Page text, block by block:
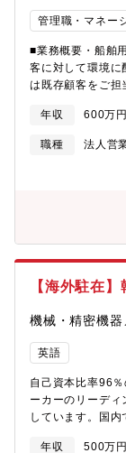
合った機器の提案
の仕様は異なり、
為、提案要素は
をしながら、新規
FA機器・工場生
カー・工作機器
営業活動をいた
前後します。）
世界各国に拠点
管理職・マネー
■業務概要・船舶
客に対して環境に
は既存顧客をご担
境でキャリアア
て、上司や先輩
ます。■職務詳細
売・提案・顧客
救命胴衣・ごみ
レイングマネージ
や造船所とも多
レゼンを行うチャ
て海外のお客様に
い！
年収 600万
職種
法人営
【海外駐在
機械・精密機器
英語
自己資本比率96
ーカーのリーデ
しています。国
年収 500万